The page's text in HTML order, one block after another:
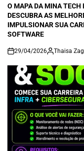
IN
O MAPA DA MINA TECH
DESCUBRA AS
IMPULSIONAR SUA
SOFTWARE
on
29/04/2026 Thaisa